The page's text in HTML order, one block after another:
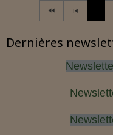
Dernières